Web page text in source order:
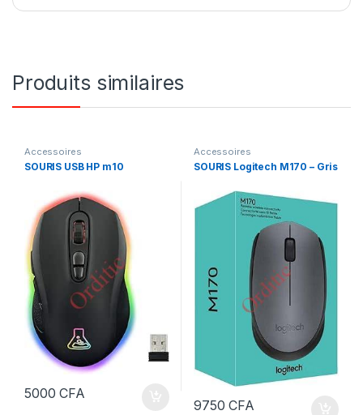
Produits similaires
Accessoires
SOURIS USB HP m10
5000CFA
Accessoires
SOURIS Logitech M170 – Gris
9750CFA